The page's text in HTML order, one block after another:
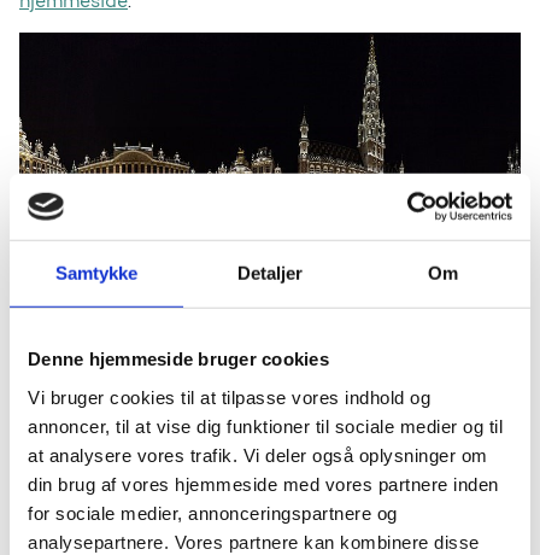
Samtykke Detaljer Om
Denne hjemmeside bruger cookies
Vi bruger cookies til at tilpasse vores indhold og
annoncer, til at vise dig funktioner til sociale medier og til
at analysere vores trafik. Vi deler også oplysninger om
din brug af vores hjemmeside med vores partnere inden
for sociale medier, annonceringspartnere og
analysepartnere. Vores partnere kan kombinere disse
Foto: Rodrigo Argenton
Uddannelses- og Forskningsstyrelsen har mulighed for
komme i betragtning skal du udfylde et
ansøgningsskema, hvor du begrunder din motivation
for at deltage.
Udgifter til rejse og ophold dækkes af Erasmus+
programmet.
Ansøgningsfrist: D. 3. maj 2023